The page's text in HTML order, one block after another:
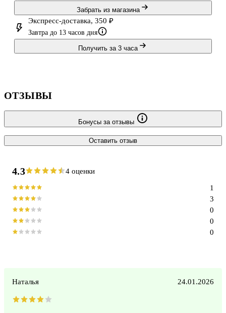
Забрать из магазина
Экспресс-доставка, 350 ₽
Завтра до 13 часов дня
Получить за 3 часа
ОТЗЫВЫ
Бонусы за отзывы
Оставить отзыв
4.3 4 оценки
0
0
0
3
1
Наталья 24.01.2026